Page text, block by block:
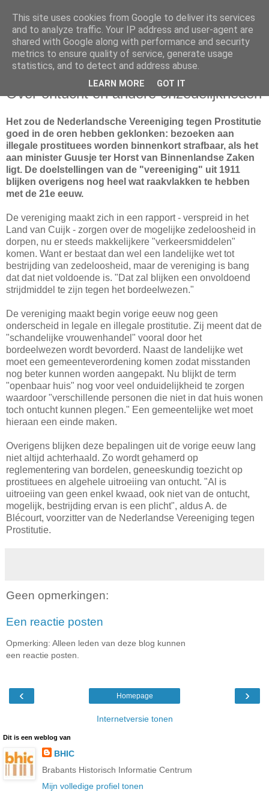
maandag 9 november 2009
Over ontucht en andere onzedelijkheden
Het zou de Nederlandsche Vereeniging tegen Prostitutie
goed in de oren hebben geklonken: bezoeken aan
illegale prostituees worden binnenkort strafbaar, als het
aan minister Guusje ter Horst van Binnenlandse Zaken
ligt. De doelstellingen van de "vereeniging" uit 1911
blijken overigens nog heel wat raakvlakken te hebben
met de 21e eeuw.
De vereniging maakt zich in een rapport - verspreid in het
Land van Cuijk - zorgen over de mogelijke zedeloosheid in
dorpen, nu er steeds makkelijkere "verkeersmiddelen"
komen. Want er bestaat dan wel een landelijke wet tot
bestrijding van zedeloosheid, maar de vereniging is bang
dat dat niet voldoende is. "Dat zal blijken een onvoldoend
strijdmiddel te zijn tegen het bordeelwezen."
De vereniging maakt begin vorige eeuw nog geen
onderscheid in legale en illegale prostitutie. Zij meent dat de
"schandelijke vrouwenhandel" vooral door het
bordeelwezen wordt bevorderd. Naast de landelijke wet
moet een gemeenteverordening komen zodat misstanden
nog beter kunnen worden aangepakt. Nu blijkt de term
"openbaar huis" nog voor veel onduidelijkheid te zorgen
waardoor "verschillende personen die niet in dat huis wonen
toch ontucht kunnen plegen." Een gemeentelijke wet moet
hieraan een einde maken.
Overigens blijken deze bepalingen uit de vorige eeuw lang
niet altijd achterhaald. Zo wordt gehamerd op
reglementering van bordelen, geneeskundig toezicht op
prostituees en algehele uitroeiing van ontucht. "Al is
uitroeiing van geen enkel kwaad, ook niet van de ontucht,
mogelijk, bestrijding ervan is een plicht", aldus A. de
Blécourt, voorzitter van de Nederlandse Vereeniging tegen
Prostitutie.
Geen opmerkingen:
Een reactie posten
Opmerking: Alleen leden van deze blog kunnen
een reactie posten.
‹ ›
Homepage
Internetversie tonen
Dit is een weblog van
BHIC
Brabants Historisch Informatie Centrum
Mijn volledige profiel tonen
This site uses cookies from Google to deliver its services
and to analyze traffic. Your IP address and user-agent are
shared with Google along with performance and security
metrics to ensure quality of service, generate usage
statistics, and to detect and address abuse.
LEARN MORE GOT IT